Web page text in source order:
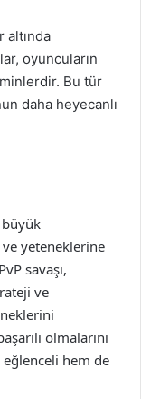
altında
oyuncuların
Bu tür
daha heyecanlı
büyük
yeteneklerine
savaşı,
ve
olmalarını
hem de